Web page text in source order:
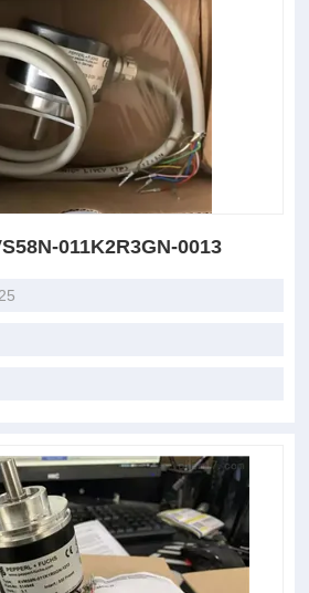
011K2R3GN-0013